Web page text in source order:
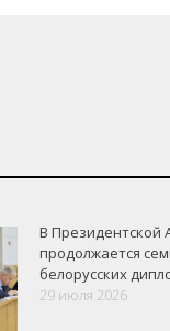
В Президентской
продолжается
белорусских
29 июля 2026